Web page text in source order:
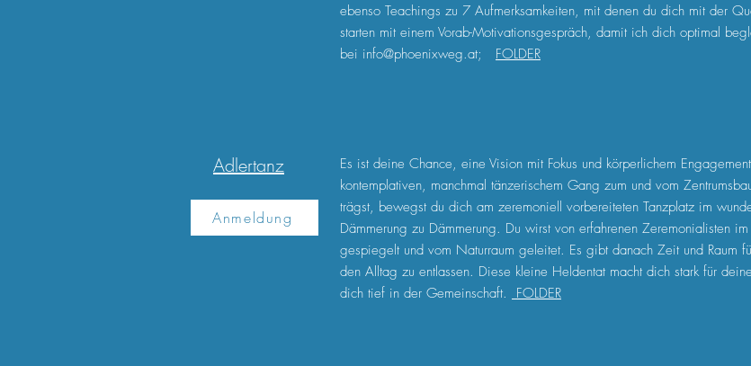
ebenso Teachings zu 7 Aufmerksamkeiten, mit denen du dich mit der
starten mit einem Vorab-Motivationsgespräch, damit ich dich optimal
bei info@phoenixweg.at; FOLDER
Adlertanz
Anmeldung
Es ist deine Chance, eine Vision mit Fokus und körperlichem
kontemplativen, manchmal tänzerischem Gang zum und vom
trägst, bewegst du dich am zeremoniell vorbereiteten Tanzplatz im
Dämmerung zu Dämmerung. Du wirst von erfahrenen Zeremonialisten
gespiegelt und vom Naturraum geleitet. Es gibt danach Zeit und Raum
den Alltag zu entlassen. Diese kleine Heldentat macht dich stark für
dich tief in der Gemeinschaft.
FOLDER